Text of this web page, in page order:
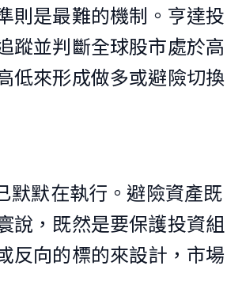
則是最難的機制。亨達投
蹤並判斷全球股市處於高
低來形成做多或避險切換
默默在執行。避險資產既
說，既然是要保護投資組
反向的標的來設計，市場